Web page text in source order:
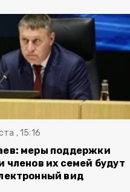
, 15:16
меры поддержки
членов их семей будут
вид